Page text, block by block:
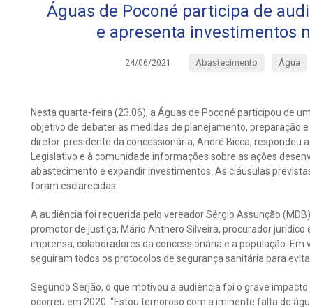
Águas de Poconé participa de
e apresenta investimentos
24/06/2021 Abastecimento Água
Nesta quarta-feira (23.06), a Águas de Poconé participou de
objetivo de debater as medidas de planejamento, preparação
diretor-presidente da concessionária, André Bicca, respondeu
Legislativo e à comunidade informações sobre as ações
abastecimento e expandir investimentos. As cláusulas
foram esclarecidas.
A audiência foi requerida pelo vereador Sérgio Assunção
promotor de justiça, Mário Anthero Silveira, procurador jurídico
imprensa, colaboradores da concessionária e a população.
seguiram todos os protocolos de segurança sanitária para
Segundo Serjão, o que motivou a audiência foi o grave
ocorreu em 2020. “Estou temoroso com a iminente falta de